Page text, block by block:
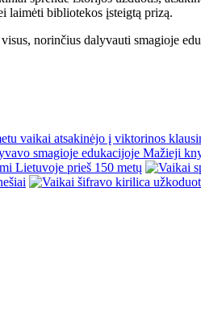
laimėti bibliotekos įsteigtą prizą.
norinčius dalyvauti smagioje